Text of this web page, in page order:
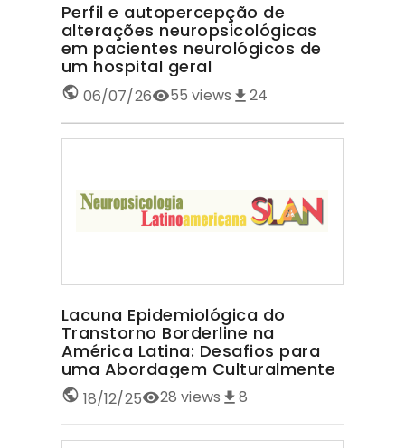
Perfil e autopercepção de
alterações neuropsicológicas
em pacientes neurológicos de
um hospital geral
06/07/26 55 views 24
Lacuna Epidemiológica do
Transtorno Borderline na
América Latina: Desafios para
uma Abordagem Culturalmente
Sensível TRANSTORNO
BORDERLINE NA AMÉRICA LATINA
18/12/25 28 views 8